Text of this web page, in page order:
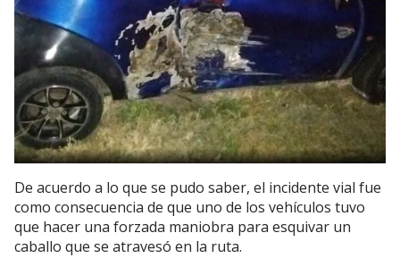
De acuerdo a lo que se pudo saber, el incidente vial fue
como consecuencia de que uno de los vehículos tuvo
que hacer una forzada maniobra para esquivar un
caballo que se atravesó en la ruta.